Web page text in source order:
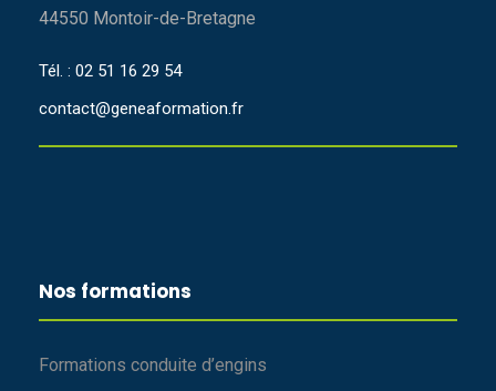
44550 Montoir-de-Bretagne
Tél. : 02 51 16 29 54
contact@geneaformation.fr
Nos formations
Formations conduite d’engins